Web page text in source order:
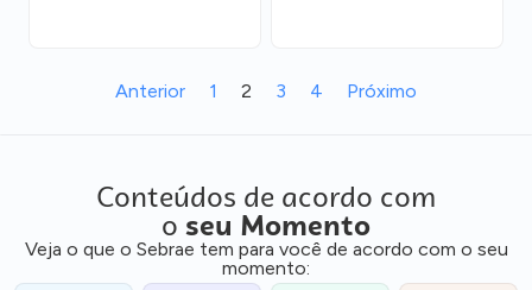
Anterior 1 2 3 4 Próximo
Conteúdos de acordo com
o seu Momento
Veja o que o Sebrae tem para você de acordo com o seu
momento: